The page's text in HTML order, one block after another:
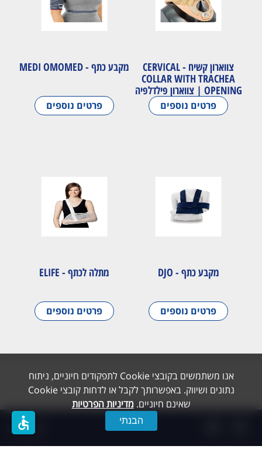
אנו משתמשים בקובצי Cookie לתפקודים חיוניים, ניתוח
נתונים ושיווק. באפשרותך לקבל או לדחות קובצי Cookie
שאינם חיוניים. מדיניות הפרטיות
הבנתי
צווארון קשיח - CERVICAL
COLLAR WITH TRACHEA
OPENING | צווארון פילדלפיה
פרטים נוספים
מקבע כתף - MEDI OMOMED
פרטים נוספים
מקבע כתף - DJO
פרטים נוספים
מתלה לכתף - ELIFE
פרטים נוספים
accessible